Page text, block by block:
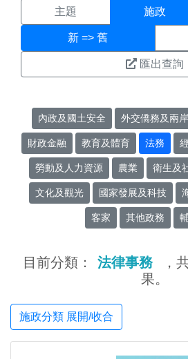
主題 施政
新 => 舊
匯出查詢
內政及國土安全 外交僑務及兩岸
財政金融 教育及體育 法務
勞動及人力資源 農業 衛生及
文化及觀光 國家發展及科技
客家 其他政務
目前分類： 法律事務 ，
果。
施政分類 展開/收合